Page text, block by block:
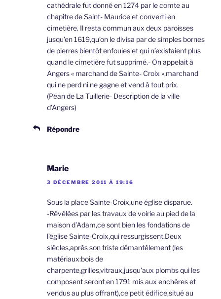
cathédrale fut donné en 1274 par le comte au
chapitre de Saint- Maurice et converti en
cimetière. Il resta commun aux deux paroisses
jusqu’en 1619,qu’on le divisa par de simples bornes
de pierres bientôt enfouies et qui n’existaient plus
quand le cimetière fut supprimé.- On appelait à
Angers « marchand de Sainte- Croix »,marchand
qui ne perd ni ne gagne et vend à tout prix.
(Péan de La Tuillerie- Description de la ville
d’Angers)
Répondre
Marie
3 DÉCEMBRE 2011 À 19:16
Sous la place Sainte-Croix,une église disparue.
-Révélées par les travaux de voirie au pied de la
maison d’Adam,ce sont bien les fondations de
l’église Sainte-Croix,qui ressurgissent.Deux
siècles,après son triste démantèlement (les
matériaux:bois de
charpente,grilles,vitraux,jusqu’aux plombs qui les
composent seront en 1791 mis aux enchères et
vendus au plus offrant),ce petit édifice,situé au